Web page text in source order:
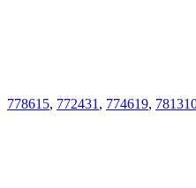
778615, 772431 , 774619,